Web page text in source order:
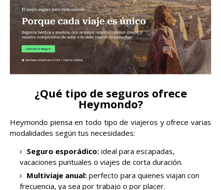
¿Qué tipo de seguros ofrece
Heymondo?
Heymondo piensa en todo tipo de viajeros y ofrece varias
modalidades según tus necesidades:
Seguro esporádico: ideal para escapadas,
vacaciones puntuales o viajes de corta duración.
Multiviaje anual: perfecto para quienes viajan con
frecuencia, ya sea por trabajo o por placer.